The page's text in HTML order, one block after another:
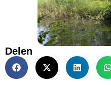
Delen